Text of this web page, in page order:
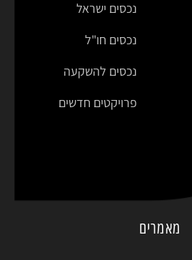
נכסים ישראל
נכסים חו"ל
נכסים להשקעה
פרויקטים חדשים
מאמרים